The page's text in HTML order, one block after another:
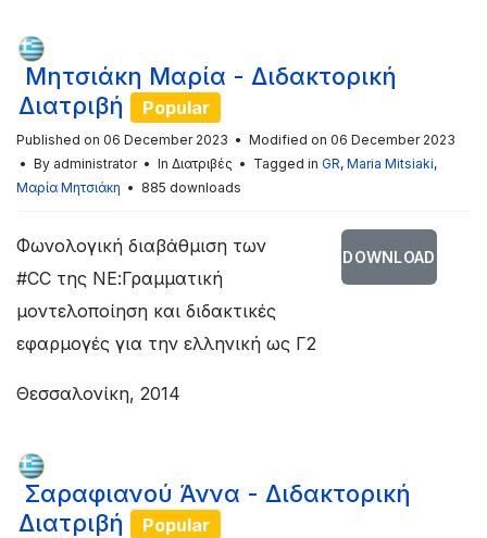
Μητσιάκη Μαρία - Διδακτορική
Διατριβή
Popular
Published on 06 December 2023
Modified on 06 December 2023
By administrator In Διατριβές Tagged in GR, Maria Mitsiaki,
Μαρία Μητσιάκη
885 downloads
DOWNLOAD
Φωνολογική διαβάθμιση των
#CC της ΝΕ:Γραμματική
μοντελοποίηση και διδακτικές
εφαρμογές για την ελληνική ως Γ2
Θεσσαλονίκη, 2014
Σαραφιανού Άννα - Διδακτορική
Διατριβή
Popular